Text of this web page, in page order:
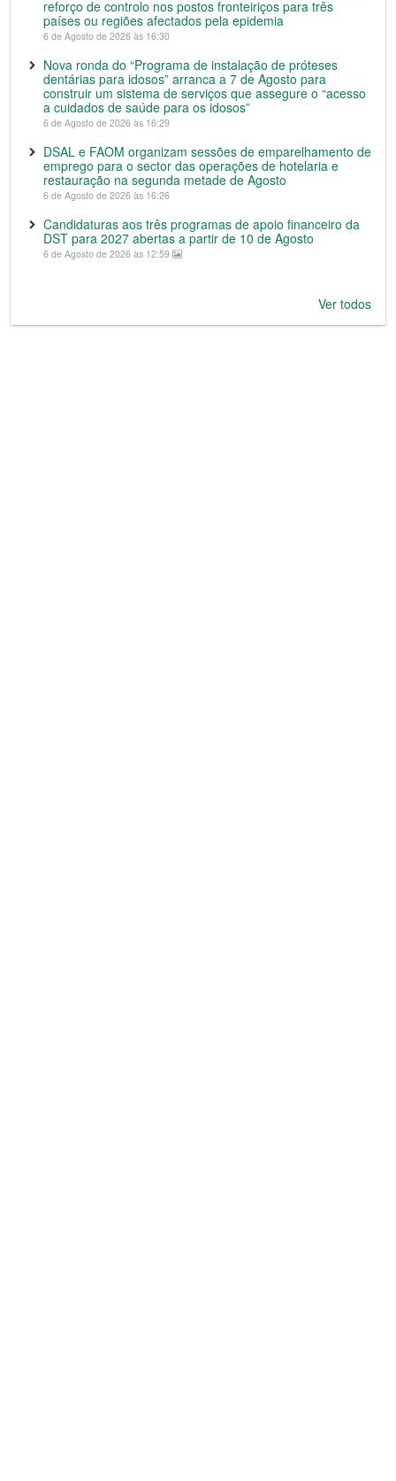
reforço de controlo nos postos fronteiriços para três
países ou regiões afectados pela epidemia
6 de Agosto de 2026 às 16:30
Nova ronda do “Programa de instalação de próteses
dentárias para idosos” arranca a 7 de Agosto para
construir um sistema de serviços que assegure o “acesso
a cuidados de saúde para os idosos”
6 de Agosto de 2026 às 16:29
DSAL e FAOM organizam sessões de emparelhamento de
emprego para o sector das operações de hotelaria e
restauração na segunda metade de Agosto
6 de Agosto de 2026 às 16:26
Candidaturas aos três programas de apoio financeiro da
DST para 2027 abertas a partir de 10 de Agosto
6 de Agosto de 2026 às 12:59
Ver todos